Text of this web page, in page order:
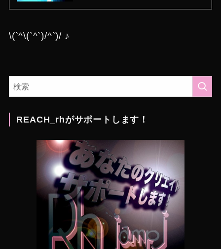
\(`^\(`^`)/^`)/ ♪
REACH_rhがサポートします！